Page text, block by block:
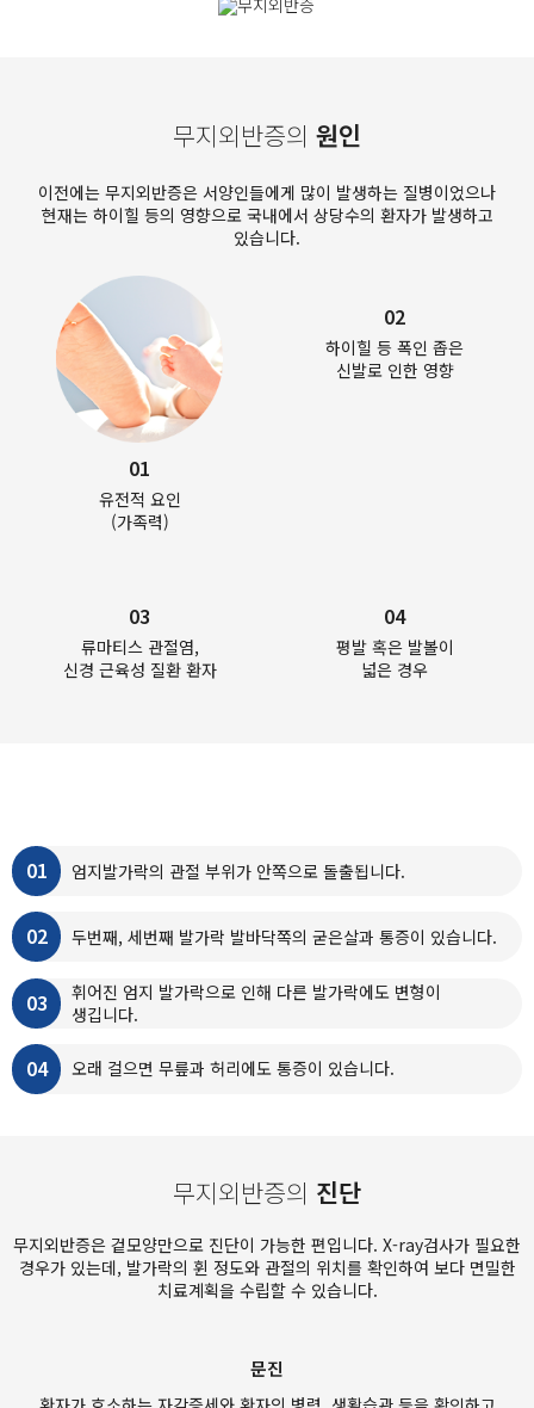
무지외반증의 원인
이전에는 무지외반증은 서양인들에게 많이 발생하는 질병이었으나
현재는 하이힐 등의 영향으로 국내에서 상당수의 환자가 발생하고
있습니다.
01
유전적 요인
(가족력)
02
하이힐 등 폭인 좁은
신발로 인한 영향
03
류마티스 관절염,
신경 근육성 질환 환자
04
평발 혹은 발볼이
넓은 경우
01 엄지발가락의 관절 부위가 안쪽으로 돌출됩니다.
02 두번째, 세번째 발가락 발바닥쪽의 굳은살과 통증이 있습니다.
03
휘어진 엄지 발가락으로 인해 다른 발가락에도 변형이
생깁니다.
04 오래 걸으면 무릎과 허리에도 통증이 있습니다.
무지외반증의 진단
무지외반증은 겉모양만으로 진단이 가능한 편입니다. X-ray검사가 필요한
경우가 있는데, 발가락의 휜 정도와 관절의 위치를 확인하여 보다 면밀한
치료계획을 수립할 수 있습니다.
문진